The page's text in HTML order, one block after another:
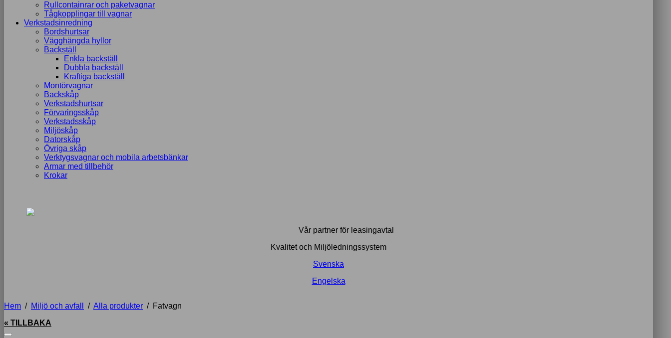
Rullcontainrar och paketvagnar
Tågkopplingar till vagnar
Verkstadsinredning
Bordshurtsar
Vägghängda hyllor
Backställ
Enkla backställ
Dubbla backställ
Kraftiga backställ
Montörvagnar
Backskåp
Verkstadshurtsar
Förvaringsskåp
Verkstadsskåp
Miljöskåp
Datorskåp
Övriga skåp
Verktygsvagnar och mobila arbetsbänkar
Armar med tillbehör
Krokar
Vår partner för leasingavtal
Kvalitet och Miljöledningssystem
Svenska
Engelska
Hem / Miljö och avfall / Alla produkter / Fatvagn
« TILLBAKA